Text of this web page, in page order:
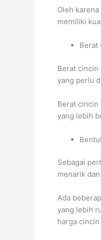
Oleh
memiliki
Berat
Berat cincin
yang perlu
Berat cincin
yang lebih
Sebagai
menarik
Ada
yang lebih
harga